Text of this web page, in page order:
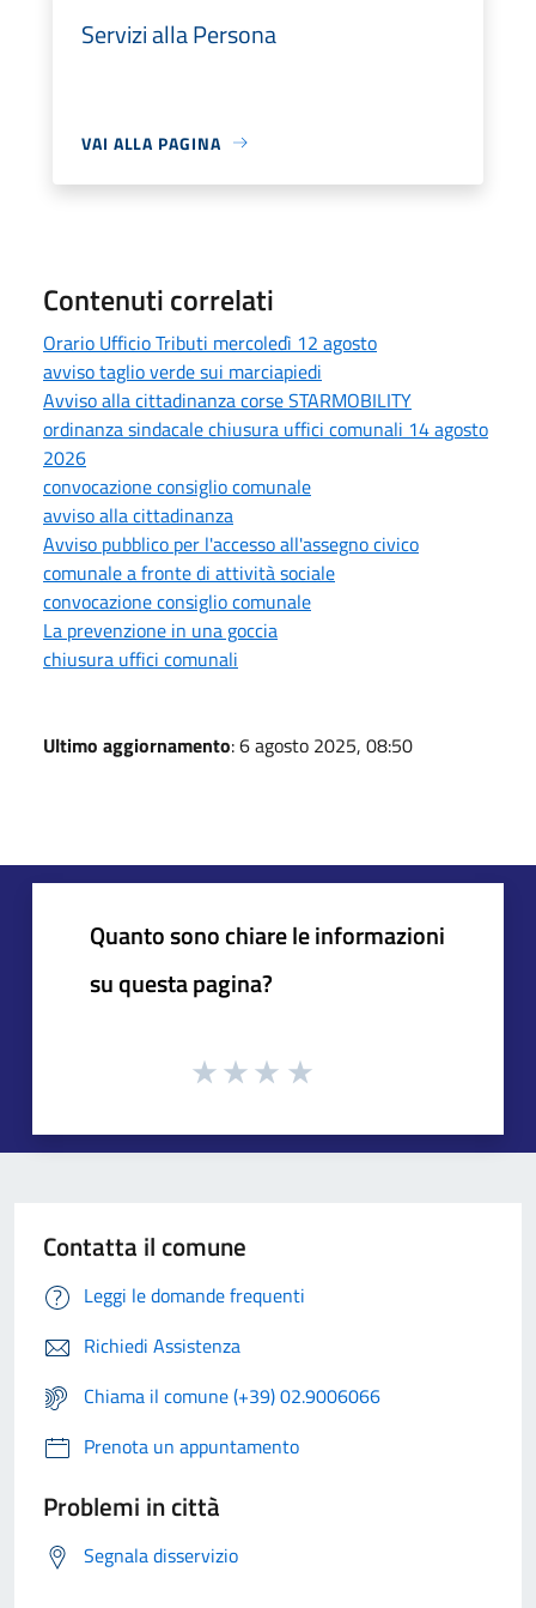
Servizi alla Persona
VAI ALLA PAGINA
Contenuti correlati
Orario Ufficio Tributi mercoledì 12 agosto
avviso taglio verde sui marciapiedi
Avviso alla cittadinanza corse STARMOBILITY
ordinanza sindacale chiusura uffici comunali 14 agosto
2026
convocazione consiglio comunale
avviso alla cittadinanza
Avviso pubblico per l'accesso all'assegno civico
comunale a fronte di attività sociale
convocazione consiglio comunale
La prevenzione in una goccia
chiusura uffici comunali
Ultimo aggiornamento: 6 agosto 2025, 08:50
Quanto sono chiare le informazioni
su questa pagina?
Contatta il comune
Leggi le domande frequenti
Richiedi Assistenza
Chiama il comune (+39) 02.9006066
Prenota un appuntamento
Problemi in città
Segnala disservizio